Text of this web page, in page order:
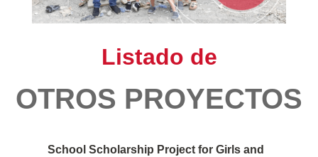
Listado de
OTROS PROYECTOS
School Scholarship Project for Girls and